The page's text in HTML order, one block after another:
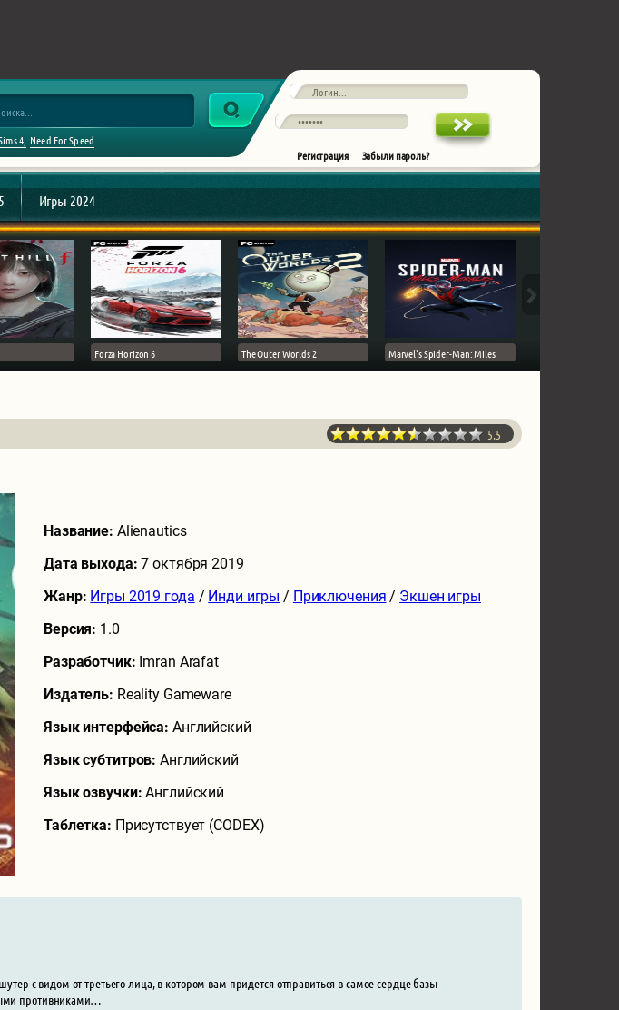
4 Need For Speed
Регистрация
Забыли пароль?
Игры 2024
Forza Horizon 6 The Outer Worlds 2 Marvel's Spider-Man: Miles
5.5
Название: Alienautics
Дата выхода:7 октября 2019
Жанр: Игры 2019 года / Инди игры / Приключения / Экшен игры
Версия: 1.0
Разработчик: Imran Arafat
Издатель: Reality Gameware
Язык интерфейса: Английский
Язык субтитров:Английский
Язык озвучки:Английский
Таблетка: Присутствует (CODEX)
с видом от третьего лица, в котором вам придется отправиться в самое сердце базы
противниками…